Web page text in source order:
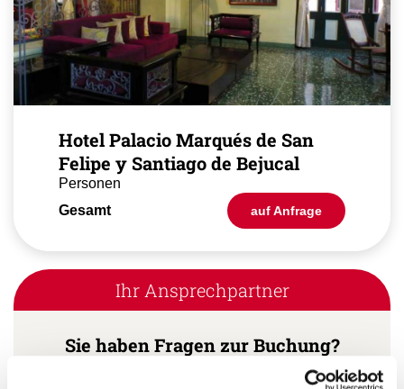
Hotel Palacio Marqués de San
Felipe y Santiago de Bejucal
Personen
Gesamt
auf Anfrage
Ihr Ansprechpartner
Sie haben Fragen zur Buchung?